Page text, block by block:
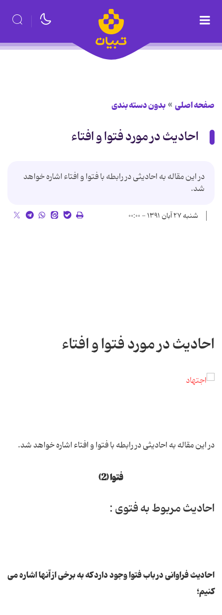
صفحه اصلی بدون دسته بندی
احادیث در مورد فتوا و افتاء
در این مقاله به احادیثی در رابطه با فتوا و افتاء اشاره خواهد
شد.
شنبه ۲۷ آبان ۱۳۹۱ - ۰۰:۰۰
احادیث در مورد فتوا و افتاء
در این مقاله به احادیثی در رابطه با فتوا و افتاء اشاره خواهد شد.
فتوا (2)
احادیث مربوط به فتوى :
احادیث فراوانی در باب فتوا وجود دارد که به برخی از آنها اشاره می
کنیم؛